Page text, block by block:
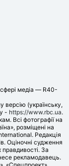
сфері медіа — R40-
версію (українську,
- https://www.rbc.ua.
Всі фотографії на
розміщені на
Редакція
Оціночні судження
За
рекламодавець.